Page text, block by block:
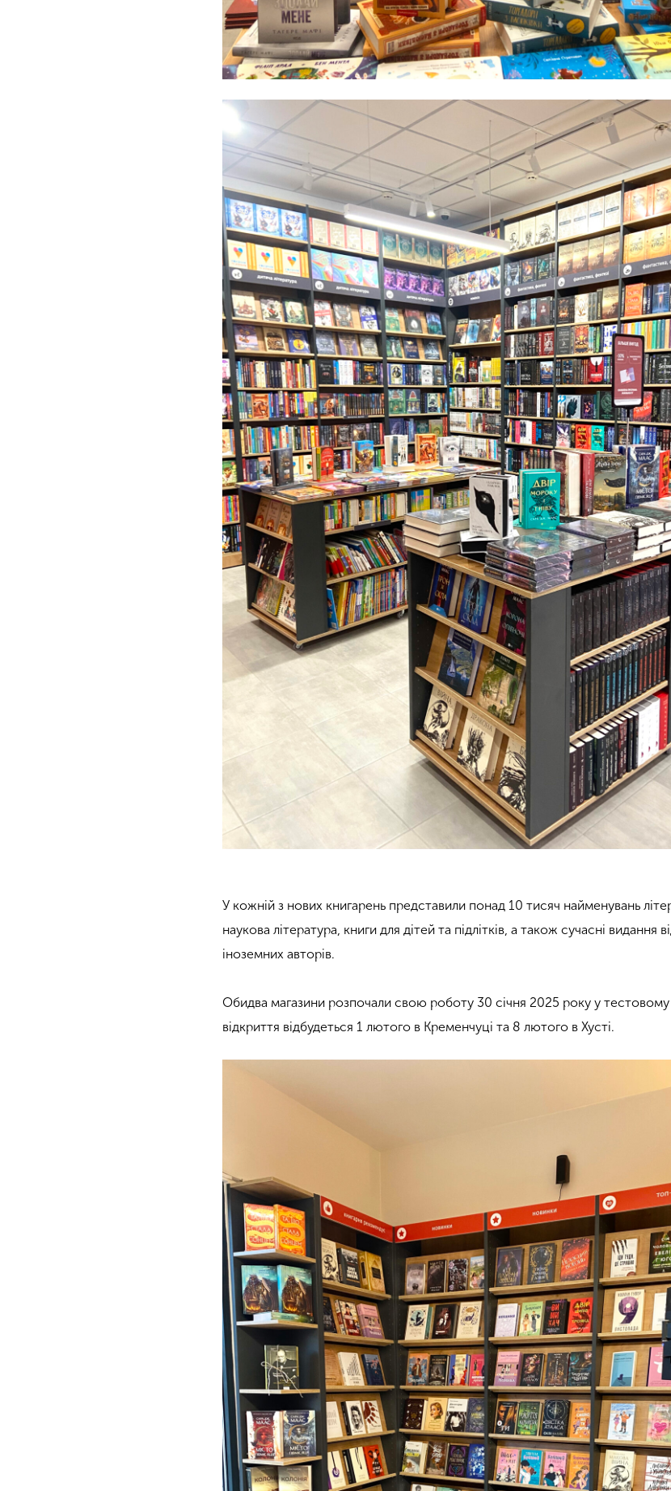
У кожній з нових книгарень представили понад 10 тисяч найменувань
наукова література, книги для дітей та підлітків, а також сучасні видання
іноземних авторів.
Обидва магазини розпочали свою роботу 30 січня 2025 року у
відкриття відбудеться 1 лютого в Кременчуці та 8 лютого в Хусті.